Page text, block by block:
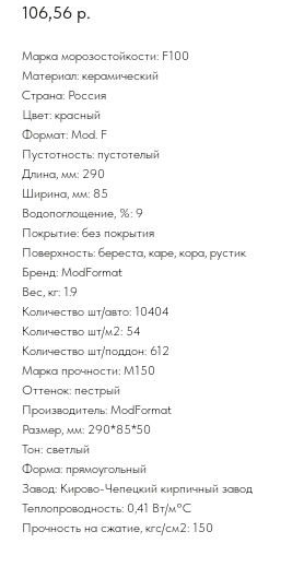
106,56 р.
Марка морозостойкости: F100
Материал: керамический
Страна: Россия
Цвет: красный
Формат: Mod. F
Пустотность: пустотелый
Длина, мм: 290
Ширина, мм: 85
Водопоглощение, %: 9
Покрытие: без покрытия
Поверхность: береста, каре, кора, рустик
Бренд: ModFormat
Вес, кг: 1.9
Количество шт/авто: 10404
Количество шт/м2: 54
Количество шт/поддон: 612
Марка прочности: М150
Оттенок: пестрый
Производитель: ModFormat
Размер, мм: 290*85*50
Тон: светлый
Форма: прямоугольный
Завод: Кирово-Чепецкий кирпичный завод
Теплопроводность: 0,41 Вт/м°С
Прочность на сжатие, кгс/см2: 150